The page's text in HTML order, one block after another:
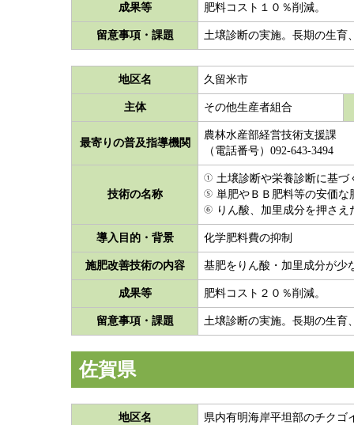
成果等 肥料コスト１０％削減。
留意事項・課題 土壌診断の実施。長期の生育
地区名 久留米市
主体 その他生産者組合
最寄りの普及指導機関
農林水産部経営技術支援課
（電話番号）092-643-3494
技術の名称
土壌診断や栄養診断に基づ
単肥やＢＢ肥料等の安価な
りん酸、加里成分を押さ
導入目的・背景 化学肥料費の抑制
施肥改善技術の内容 基肥をりん酸・加里成分が少
成果等 肥料コスト２０％削減。
留意事項・課題 土壌診断の実施。長期の生育
佐賀県
地区名 県内有明海岸平坦部のチクゴ